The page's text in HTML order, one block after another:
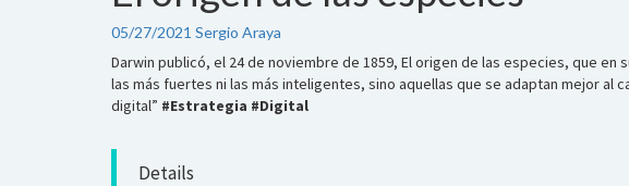
de
especies
05/27/2021 Sergio Araya
Darwin publicó, el 24 de noviembre de 1859, El origen de las especies, que
las más fuertes ni las más inteligentes, sino aquellas que se adaptan mejor al
digital” #Estrategia #Digital
Details